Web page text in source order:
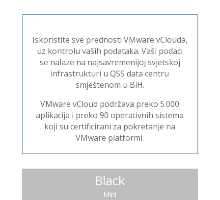
Iskoristite sve prednosti VMware vClouda,
uz kontrolu vaših podataka. Vaši podaci
se nalaze na najsavremenijoj svjetskoj
infrastrukturi u QSS data centru
smještenom u BiH.
VMware vCloud podržava preko 5.000
aplikacija i preko 90 operativnih sistema
koji su certificirani za pokretanje na
VMware platformi.
Black
Mini